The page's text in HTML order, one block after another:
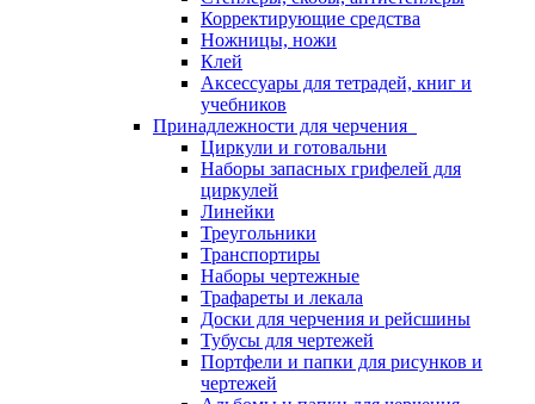
Корректирующие средства
Ножницы, ножи
Клей
Аксессуары для тетрадей, книг и
учебников
Принадлежности для черчения
Циркули и готовальни
Наборы запасных грифелей для
циркулей
Линейки
Треугольники
Транспортиры
Наборы чертежные
Трафареты и лекала
Доски для черчения и рейсшины
Тубусы для чертежей
Портфели и папки для рисунков и
чертежей